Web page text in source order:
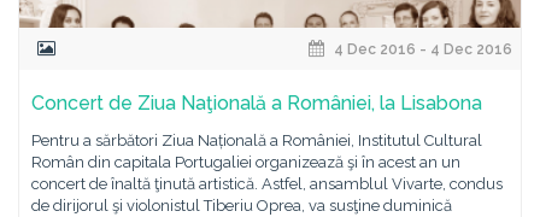
4 Dec 2016 - 4 Dec 2016
Concert de Ziua Naţională a României, la Lisabona
Pentru a sărbători Ziua Națională a României, Institutul Cultural
Român din capitala Portugaliei organizează şi în acest an un
concert de înaltă ţinută artistică. Astfel, ansamblul Vivarte, condus
de dirijorul şi violonistul Tiberiu Oprea, va susţine duminică